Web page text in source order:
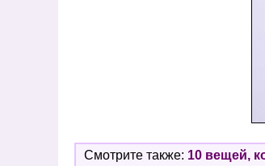
Смотрите также: 10 вещей,